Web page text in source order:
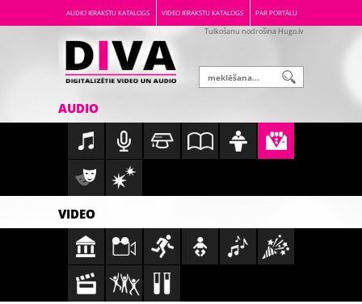
AUDIO IERAKSTU KATALOGS VIDEO IERAKSTU KATALOGS PAR PORTĀLU
Tulkošanu nodrošina Hugo.lv
AUDIO
VIDEO